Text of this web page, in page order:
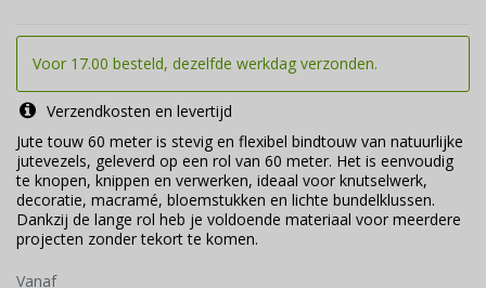
Voor 17.00 besteld, dezelfde werkdag verzonden.
Verzendkosten en levertijd
Jute touw 60 meter is stevig en flexibel bindtouw van natuurlijke
jutevezels, geleverd op een rol van 60 meter. Het is eenvoudig
te knopen, knippen en verwerken, ideaal voor knutselwerk,
decoratie, macramé, bloemstukken en lichte bundelklussen.
Dankzij de lange rol heb je voldoende materiaal voor meerdere
projecten zonder tekort te komen.
Vanaf